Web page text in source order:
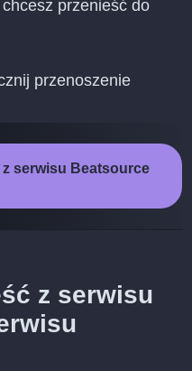
przenieść do
przenoszenie
serwisu Beatsource
z serwisu